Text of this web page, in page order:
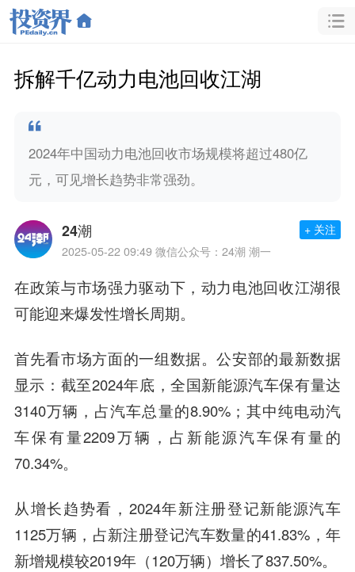
拆解千亿动力电池回收江湖
2024年中国动力电池回收市场规模将超过480亿
元，可见增长趋势非常强劲。
24潮
2025-05-22 09:49 微信公众号：24潮 潮一
+ 关注
在政策与市场强力驱动下，动力电池回收江湖很
可能迎来爆发性增长周期。
首先看市场方面的一组数据。公安部的最新数据
显示：截至2024年底，全国新能源汽车保有量达
3140万辆，占汽车总量的8.90%；其中纯电动汽
车保有量2209万辆，占新能源汽车保有量的
70.34%。
从增长趋势看，2024年新注册登记新能源汽车
1125万辆，占新注册登记汽车数量的41.83%，年
新增规模较2019年（120万辆）增长了837.50%。